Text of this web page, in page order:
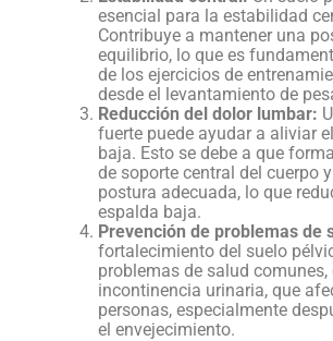
esencial para la estabilidad
Contribuye a mantener una
equilibrio, lo que es
de los ejercicios de
desde el levantamiento de
Reducción del dolor lumbar:
fuerte puede ayudar a aliviar
baja. Esto se debe a que
de soporte central del cuerpo
postura adecuada, lo que
espalda baja.
Prevención de problemas de
fortalecimiento del suelo
problemas de salud comunes,
incontinencia urinaria, que
personas, especialmente
el envejecimiento.